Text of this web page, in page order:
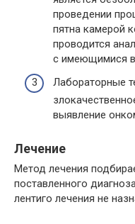
проведении
пятна камерой
проводится
с имеющимися в
Лабораторные
выявление
Лечение
Метод лечения
поставленного
лентиго лечения не